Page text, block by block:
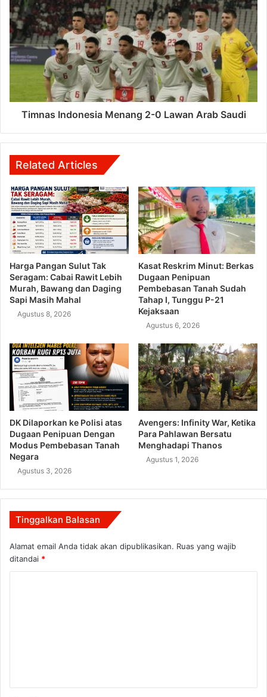
Timnas Indonesia Menang 2-0 Lawan Arab Saudi
Related Articles
Harga Pangan Sulut Tak
Seragam: Cabai Rawit Lebih
Murah, Bawang dan Daging
Sapi Masih Mahal
Agustus 8, 2026
Kasat Reskrim Minut: Berkas
Dugaan Penipuan
Pembebasan Tanah Sudah
Tahap I, Tunggu P-21
Kejaksaan
Agustus 6, 2026
DK Dilaporkan ke Polisi atas
Dugaan Penipuan Dengan
Modus Pembebasan Tanah
Negara
Agustus 3, 2026
Avengers: Infinity War, Ketika
Para Pahlawan Bersatu
Menghadapi Thanos
Agustus 1, 2026
Tinggalkan Balasan
Alamat email Anda tidak akan dipublikasikan. Ruas yang wajib
ditandai *
a